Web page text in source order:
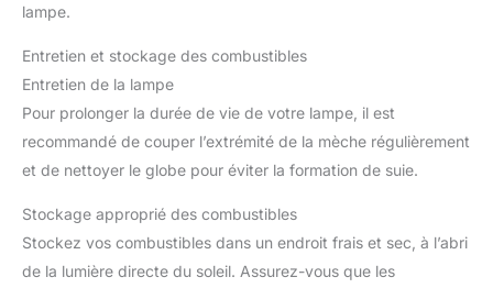
lampe.
Entretien et stockage des combustibles
Entretien de la lampe
Pour prolonger la durée de vie de votre lampe, il est
recommandé de couper l’extrémité de la mèche régulièrement
et de nettoyer le globe pour éviter la formation de suie.
Stockage approprié des combustibles
Stockez vos combustibles dans un endroit frais et sec, à l’abri
de la lumière directe du soleil. Assurez-vous que les